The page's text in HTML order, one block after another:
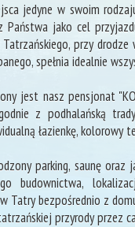
jedyne w swoim
Państwa jako cel
Tatrzańskiego, przy
spełnia idealnie
jest nasz pensjonat
z podhalańską
łazienkę,
parking, saunę oraz
budownictwa,
Tatry bezpośrednio z
przyrody przez